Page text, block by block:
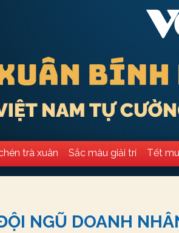
trà xuân Sắc màu giải trí Tết
NGŨ DOANH